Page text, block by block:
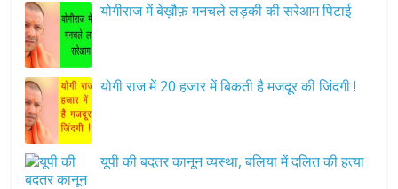
योगीराज में बेख़ौफ़ मनचले लड़की की सरेआम पिटाई
योगी राज में 20 हजार में बिकती है मजदूर की जिंदगी !
यूपी की बदतर कानून व्यस्था, बलिया में दलित की हत्या